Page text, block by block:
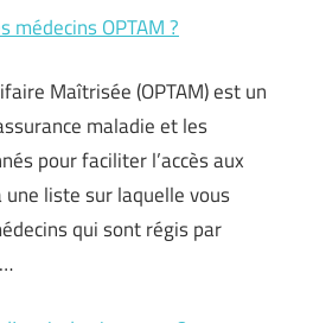
médecins OPTAM ?
Maîtrisée (OPTAM) est un
maladie et les
pour faciliter l’accès aux
une liste sur laquelle vous
qui sont régis par